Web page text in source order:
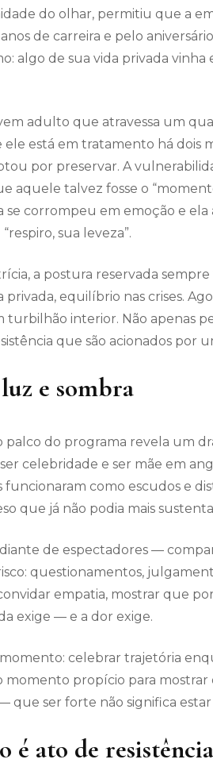
do olhar, permitiu que a
de carreira e pelo
algo de sua vida privada vinha
adulto que atravessa um
está em tratamento há dois
por preservar. A
aquele talvez fosse o
se corrompeu em emoção e
sua leveza”.
a postura reservada
privada, equilíbrio nas crises.
turbilhão interior. Não apenas
que são acionados por
e sombra
do programa revela um
celebridade e ser mãe em
como escudos e
que já não podia mais
diante de espectadores —
questionamentos,
empatia, mostrar que
exige — e a dor exige.
celebrar trajetória
momento propício para
que ser forte não significa estar
é ato de resistência